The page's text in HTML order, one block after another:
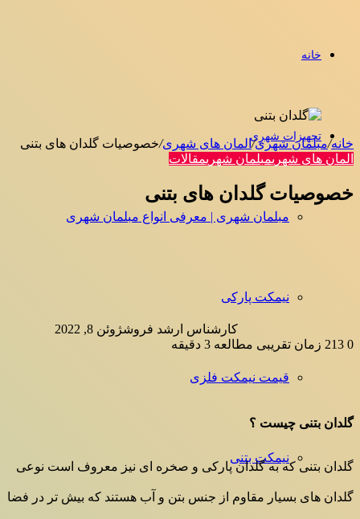
خانه
تجهیزات شهری
مبلمان شهری | معرفی انواع مبلمان شهری
نیمکت پارکی
قیمت نیمکت فلزی
نیمکت بتنی
خانه/مبلمان شهری/المان های شهری/خصوصیات گلدان های بتنی
المان های شهریمبلمان شهریمقالات
خصوصیات گلدان های بتنی
کارشناس ارشد فروشژوئن 8, 2022
0
زمان تقریبی مطالعه 3 دقیقه
گلدان بتنی چیست ؟
گلدان بتنی که به گلدان پارکی و صخره ای نیز معروف است نوعی
گلدان های بسیار مقاوم از جنس بتن و آب هستند که بیش تر در فضا